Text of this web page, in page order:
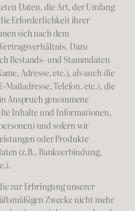
Daten, die Art, der Umfang
Erforderlichkeit ihrer
sich nach dem
Dazu
Bestands- und Stammdaten
Adresse, etc.), als auch die
Mailadresse, Telefon, etc.), die
Anspruch genommene
Inhalte und Informationen,
und sofern wir
oder Produkte
(z.B., Bankverbindung,
zur Erbringung unserer
Zwecke nicht mehr